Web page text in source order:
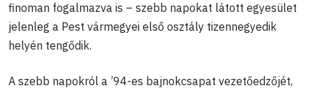
finoman fogalmazva is – szebb napokat látott egyesület
jelenleg a Pest vármegyei első osztály tizennegyedik
helyén tengődik.
A szebb napokról a ’94-es bajnokcsapat vezetőedzőjét,